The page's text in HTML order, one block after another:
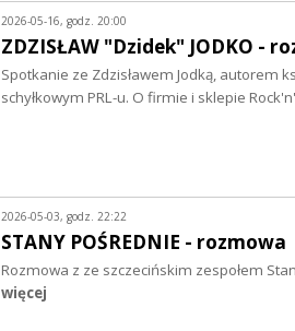
2026-05-16, godz. 20:00
ZDZISŁAW "Dzidek" JODKO -
Spotkanie ze Zdzisławem Jodką, autorem
schyłkowym PRL-u. O firmie i sklepie
2026-05-03, godz. 22:22
STANY POŚREDNIE - rozmowa
Rozmowa z ze szczecińskim zespołem
więcej